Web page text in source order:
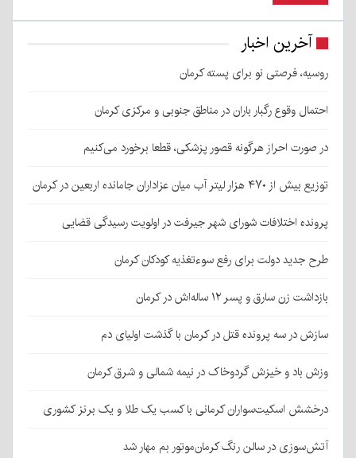
آخرین اخبار
روسیه، فرصتی نو برای پسته کرمان
احتمال وقوع رگبار باران در مناطق جنوبی و مرکزی کرمان
در صورت احراز هرگونه قصور پزشکی، قطعا برخورد می‌کنیم
توزیع بیش از ۴۷۰ هزار لیتر آب میان عزاداران جامانده اربعین در کرمان
پرونده اختلافات شورای شهر جیرفت در اولویت رسیدگی قضایی
طرح جدید دولت برای رفع سوءتغذیه کودکان کرمان
بازداشت زن سارق و پسر ۱۲ ساله‌اش در کرمان
سازش در سه پرونده قتل در کرمان با گذشت اولیای دم
وزش باد و خیزش گردوخاک در نیمه شمالی و شرق کرمان
درخشش اسکیت‌سواران کرمانی با کسب یک طلا و یک برنز کشوری
آتش‌سوزی در سالن رنگ کرمان‌موتور بم مهار شد